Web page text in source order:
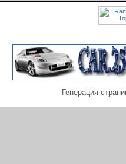
Генерация